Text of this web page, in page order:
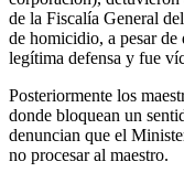
de la Fiscalía General
de homicidio, a pesar de
legítima defensa y fue
Posteriormente los
donde bloquean un
denuncian que el
no procesar al maestro.